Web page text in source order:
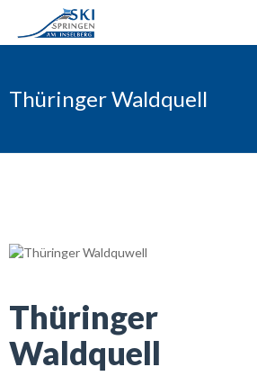
Thüringer Waldquell
Thüringer
Waldquell